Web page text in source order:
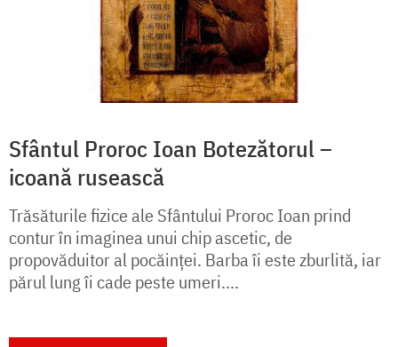
Sfântul Proroc Ioan Botezătorul –
icoană rusească
Trăsăturile fizice ale Sfântului Proroc Ioan prind
contur în imaginea unui chip ascetic, de
propovăduitor al pocăinței. Barba îi este zburlită, iar
părul lung îi cade peste umeri....